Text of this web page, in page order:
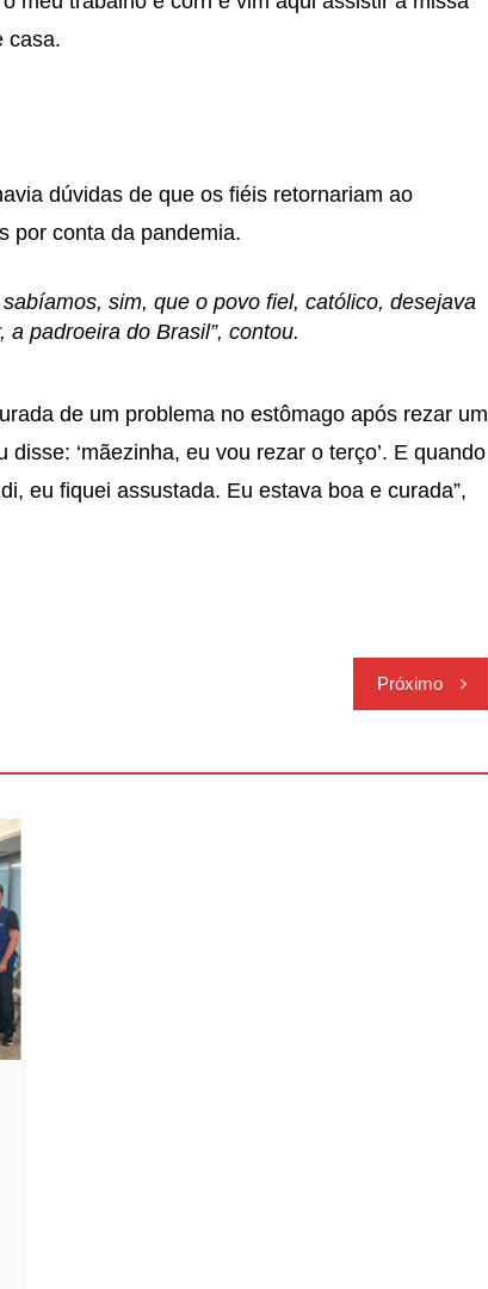
casa.
dúvidas de que os fiéis retornariam ao
por conta da pandemia.
sim, que o povo fiel, católico, desejava
padroeira do Brasil”, contou.
de um problema no estômago após rezar um
‘mãezinha, eu vou rezar o terço’. E quando
eu fiquei assustada. Eu estava boa e curada”,
Próximo